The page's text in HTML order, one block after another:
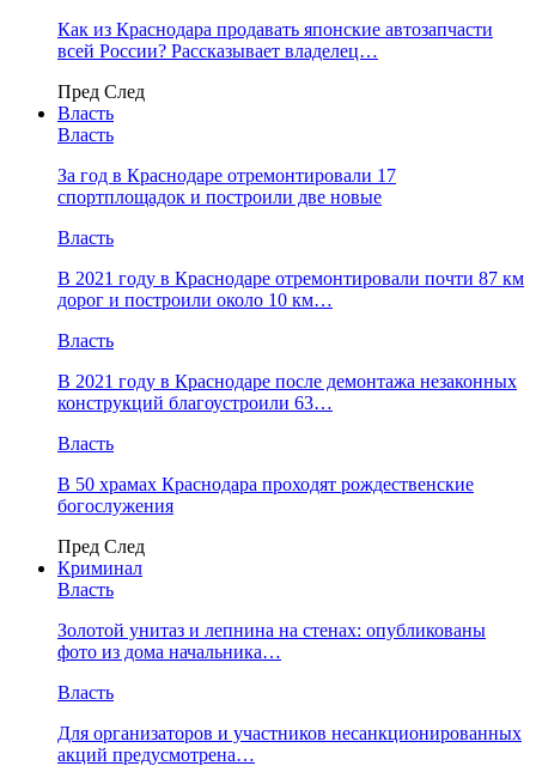
Как из Краснодара продавать японские автозапчасти
всей России? Рассказывает владелец…
Пред След
Власть
Власть
За год в Краснодаре отремонтировали 17
спортплощадок и построили две новые
Власть
В 2021 году в Краснодаре отремонтировали почти 87 км
дорог и построили около 10 км…
Власть
В 2021 году в Краснодаре после демонтажа незаконных
конструкций благоустроили 63…
Власть
В 50 храмах Краснодара проходят рождественские
богослужения
Пред След
Криминал
Власть
​Золотой унитаз и лепнина на стенах: опубликованы
фото из дома начальника…
Власть
Для организаторов и участников несанкционированных
акций предусмотрена…